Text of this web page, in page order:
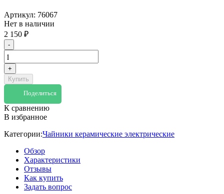
Артикул: 76067
Нет в наличии
2 150 ₽
-
+
Купить
Поделиться
К сравнению
В избранное
Категории:Чайники керамические электрические
Обзор
Характеристики
Отзывы
Как купить
Задать вопрос